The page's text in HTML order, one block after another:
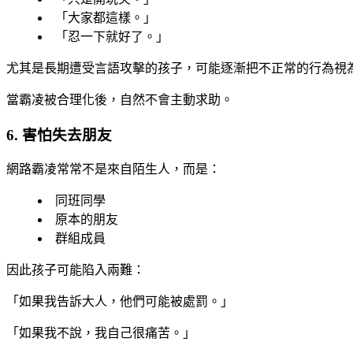
「大家都這樣。」
「忍一下就好了。」
尤其是長期遭受言語攻擊的孩子，可能逐漸把不正常的行為視
當霸凌被合理化後，自然不會主動求助。
6. 害怕失去朋友
網路霸凌常常不是來自陌生人，而是：
同班同學
原本的朋友
群組成員
因此孩子可能陷入兩難：
「如果我告訴大人，他們可能被處罰。」
「如果我不說，我自己很痛苦。」